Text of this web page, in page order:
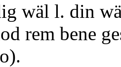
wäl l. din
rem bene